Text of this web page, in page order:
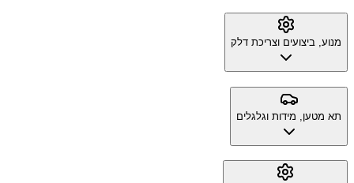
מנוע, ביצועים וצריכת דלק
תא מטען, מידות וגלגלים